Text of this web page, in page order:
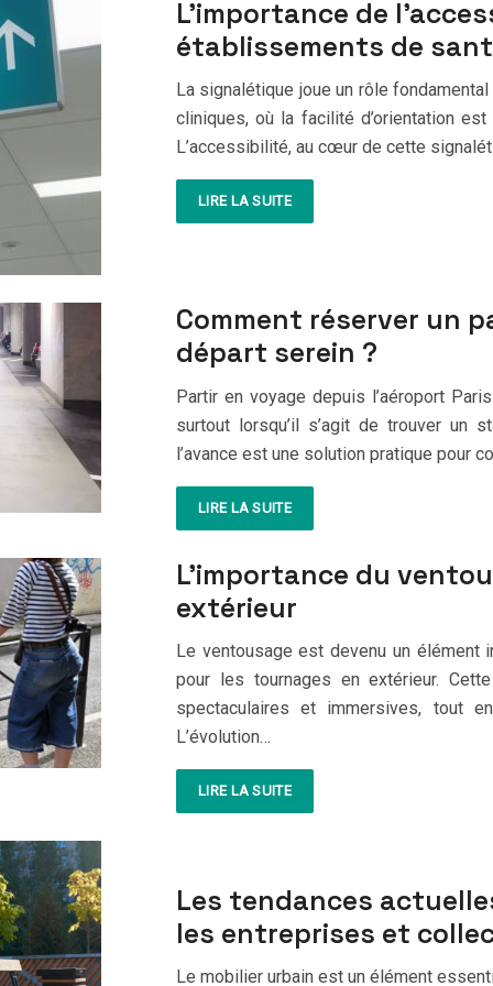
L’importance de
établissements de
La signalétique joue un rôle
cliniques, où la facilité d’orientation
L’accessibilité, au cœur de cette
LIRE LA SUITE
Comment réserver un
départ serein ?
Partir en voyage depuis l’aéroport
surtout lorsqu’il s’agit de trouver un
l’avance est une solution pratique pour
LIRE LA SUITE
L’importance du
extérieur
Le ventousage est devenu un élément
pour les tournages en extérieur.
spectaculaires et immersives, tout
L’évolution…
LIRE LA SUITE
Les tendances
les entreprises et
Le mobilier urbain est un élément